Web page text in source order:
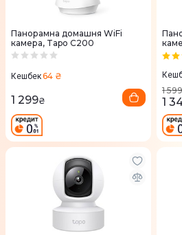
Панорамна домашня WiFi
камера, Tapo C200
Кешбек64 ₴
1 299₴
1 599
1